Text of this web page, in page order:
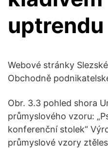
uptrendu
Webové stránky
Obchodně
Obr. 3.3 pohled shora
průmyslového vzoru:
konferenční stolek“
průmyslové vzory